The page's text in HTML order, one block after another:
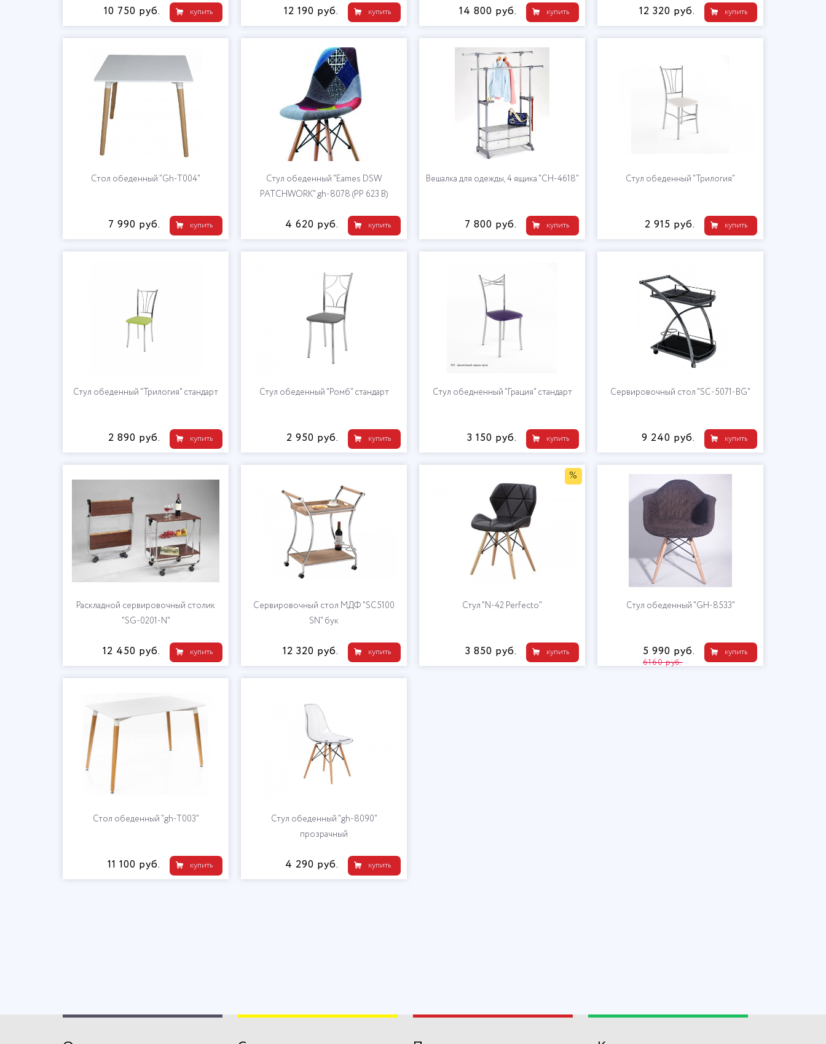
купить
10 750 руб. купить
12 190 руб. купить
14 800 руб. купить
12 320 руб.
Стол обеденный "Gh-T004"
купить
7 990 руб.
Стул обеденный "Eames DSW
PATCHWORK" gh-8078 (PP 623 B)
купить
4 620 руб.
Вешалка для одежды, 4 ящика "СН-4618"
купить
7 800 руб.
Стул обеденный "Трилогия"
купить
2 915 руб.
Стул обеденный "Трилогия" стандарт
купить
2 890 руб.
Стул обеденный "Ромб" стандарт
купить
2 950 руб.
Стул обедненный "Грация" стандарт
купить
3 150 руб.
Сервировочный стол "SC-5071-BG"
купить
9 240 руб.
Раскладной сервировочный столик
"SG-0201-N"
купить
12 450 руб.
Сервировочный стол МДФ "SC5100
SN" бук
купить
12 320 руб.
%
Стул "N-42 Perfecto"
купить
3 850 руб.
Стул обеденный "GH-8533"
купить
5 990 руб.
6160 руб.
Стол обеденный "gh-T003"
купить
11 100 руб.
Стул обеденный "gh-8090"
прозрачный
купить
4 290 руб.